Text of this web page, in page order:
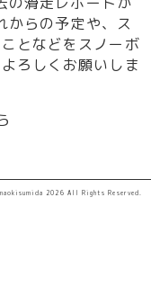
からの予定や、ス
となどをスノーボ
ろしくお願いしま
naokisumida 2026 All Rights Reserved.